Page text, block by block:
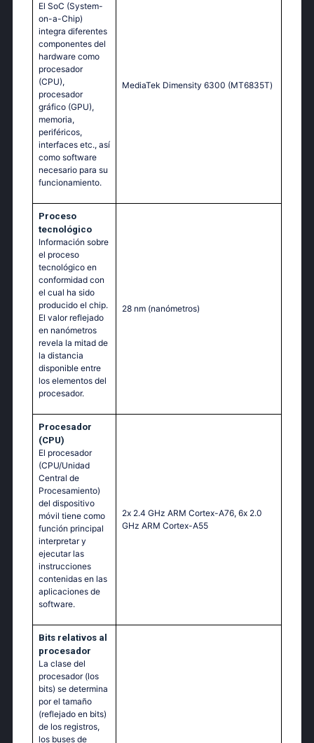
El SoC (System-
on-a-Chip)
integra diferentes
componentes del
hardware como
procesador
(CPU),
procesador
gráfico (GPU),
memoria,
periféricos,
interfaces etc., así
como software
necesario para su
funcionamiento.
МеdiаТеk Dimеnsity 6300 (МТ6835Т)
Proceso
tecnológico
Información sobre
el proceso
tecnológico en
conformidad con
el cual ha sido
producido el chip.
El valor reflejado
en nanómetros
revela la mitad de
la distancia
disponible entre
los elementos del
procesador.
28 nm (nanómetros)
Procesador
(CPU)
El procesador
(CPU/Unidad
Central de
Procesamiento)
del dispositivo
móvil tiene como
función principal
interpretar y
ejecutar las
instrucciones
contenidas en las
aplicaciones de
software.
2х 2.4 GНz АRМ Соrtех-А76, 6х 2.0
GНz АRМ Соrtех-А55
Bits relativos al
procesador
La clase del
procesador (los
bits) se determina
por el tamaño
(reflejado en bits)
de los registros,
los buses de